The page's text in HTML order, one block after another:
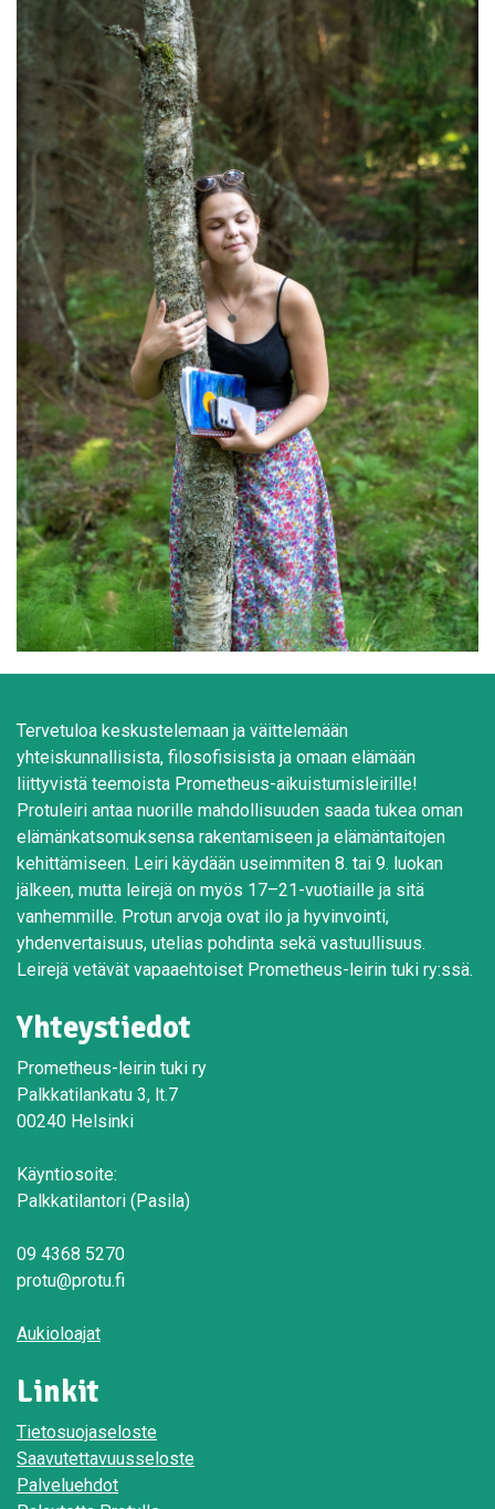
Tervetuloa keskustelemaan ja väittelemään
yhteiskunnallisista, filosofisisista ja omaan elämään
liittyvistä teemoista Prometheus-aikuistumisleirille!
Protuleiri antaa nuorille mahdollisuuden saada tukea oman
elämänkatsomuksensa rakentamiseen ja elämäntaitojen
kehittämiseen. Leiri käydään useimmiten 8. tai 9. luokan
jälkeen, mutta leirejä on myös 17–21-vuotiaille ja sitä
vanhemmille. Protun arvoja ovat ilo ja hyvinvointi,
yhdenvertaisuus, utelias pohdinta sekä vastuullisuus.
Leirejä vetävät vapaaehtoiset Prometheus-leirin tuki ry:ssä.
Yhteystiedot
Prometheus-leirin tuki ry
Palkkatilankatu 3, lt.7
00240 Helsinki
Käyntiosoite:
Palkkatilantori (Pasila)
09 4368 5270
protu@protu.fi
Aukioloajat
Linkit
Tietosuojaseloste
Saavutettavuusseloste
Palveluehdot